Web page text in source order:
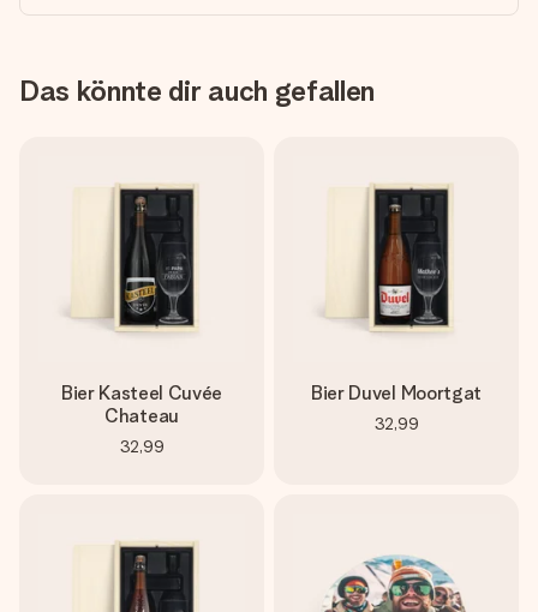
Das könnte dir auch gefallen
Bier Kasteel Cuvée
Chateau
32,99
Bier Duvel Moortgat
32,99